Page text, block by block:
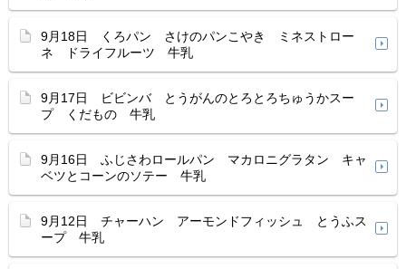
9月18日 くろパン さけのパンこやき ミネストロー
ネ ドライフルーツ 牛乳
9月17日 ビビンバ とうがんのとろとろちゅうかスー
プ くだもの 牛乳
9月16日 ふじさわロールパン マカロニグラタン キャ
ベツとコーンのソテー 牛乳
9月12日 チャーハン アーモンドフィッシュ とうふス
ープ 牛乳